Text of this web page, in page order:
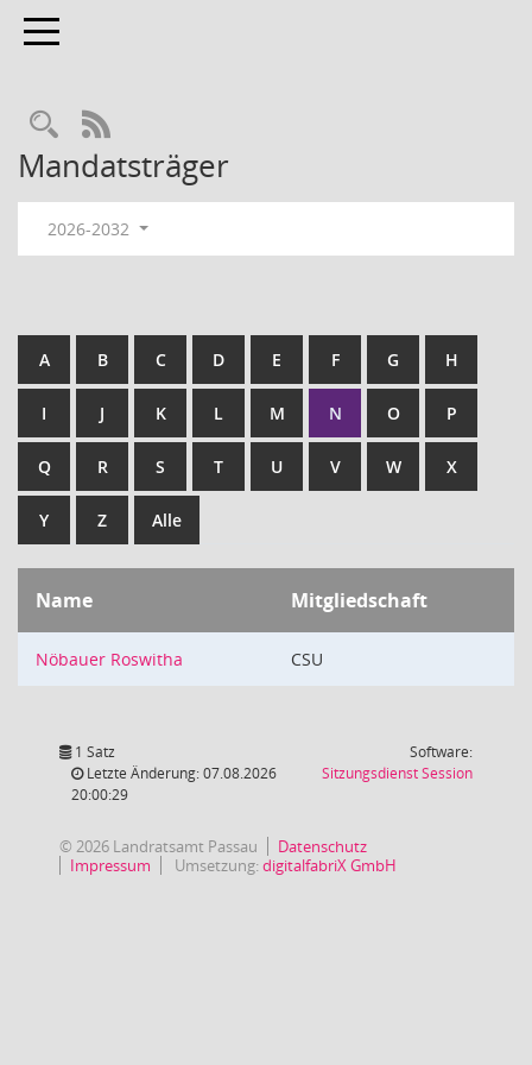
Toggle navigation
RSS-Feed
Mandatsträger
2026-2032
A B C D E F G H
I J K L M N O P
Q R S T U V W X
Y Z Alle
Name Mitgliedschaft
Nöbauer Roswitha CSU
1 Satz
Letzte Änderung: 07.08.2026
20:00:29
Software:
SitzungsdienstSession(Wird in
© 2026 Landratsamt Passau
Datenschutz
Impressum
Umsetzung:digitalfabriX GmbH